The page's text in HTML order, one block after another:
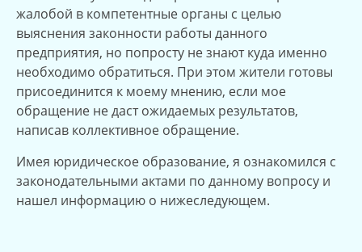
жалобой в компетентные органы с целью
выяснения законности работы данного
предприятия, но попросту не знают куда именно
необходимо обратиться. При этом жители готовы
присоединится к моему мнению, если мое
обращение не даст ожидаемых результатов,
написав коллективное обращение.
Имея юридическое образование, я ознакомился с
законодательными актами по данному вопросу и
нашел информацию о нижеследующем.